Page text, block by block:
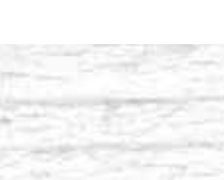
ACQUISTA
Giacenza: 0 - COD. G140Y1A